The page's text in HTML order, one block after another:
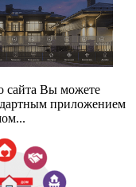
сайта Вы можете
приложением